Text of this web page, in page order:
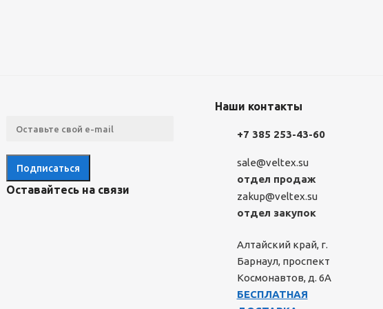
Оставайтесь на связи
Наши контакты
+7 385 253-43-60
sale@veltex.su
отдел продаж
zakup@veltex.su
отдел закупок
Алтайский край, г.
Барнаул, проспект
Космонавтов, д. 6А
БЕСПЛАТНАЯ